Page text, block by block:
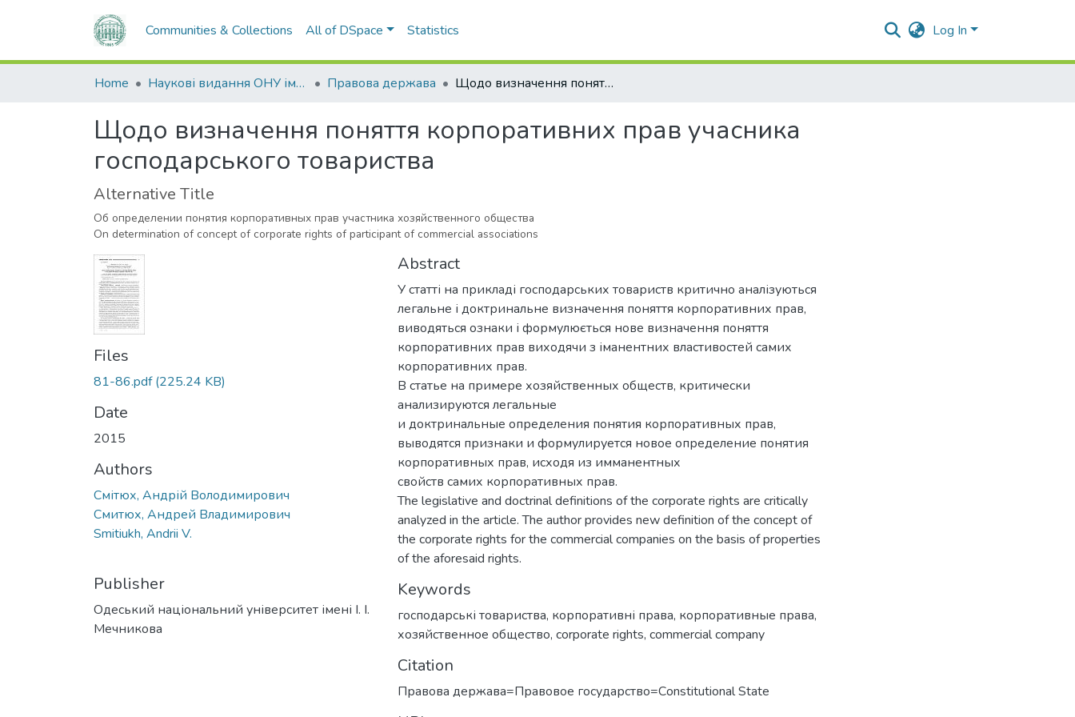
Communities & Collections All of DSpace Statistics Log In
Home Наукові видання ОНУ імені І. І. Мечникова Правова держава Щодо визначення поняття корпоративних прав учасника господарського товариства
Щодо визначення поняття корпоративних прав учасника
господарського товариства
Alternative Title
Об определении понятия корпоративных прав участника хозяйственного общества
On determination of concept of corporate rights of participant of commercial associations
Files
81-86.pdf(225.24 KB)
Date
2015
Authors
Смітюх, Андрій Володимирович
Смитюх, Андрей Владимирович
Smitiukh, Andrii V.
Publisher
Одеський національний університет імені І. І.
Мечникова
Abstract
У статті на прикладі господарських товариств критично аналізуються
легальне і доктринальне визначення поняття корпоративних прав,
виводяться ознаки і формулюється нове визначення поняття
корпоративних прав виходячи з іманентних властивостей самих
корпоративних прав.
В статье на примере хозяйственных обществ, критически
анализируются легальные
и доктринальные определения понятия корпоративных прав,
выводятся признаки и формулируется новое определение понятия
корпоративных прав, исходя из имманентных
свойств самих корпоративных прав.
The legislative and doctrinal definitions of the corporate rights are critically
analyzed in the article. The author provides new definition of the concept of
the corporate rights for the commercial companies on the basis of properties
of the aforesaid rights.
Keywords
господарські товариства, корпоративні права, корпоративные права,
хозяйственное общество, corporate rights, commercial company
Citation
Правова держава=Правовое государство=Сonstitutional State